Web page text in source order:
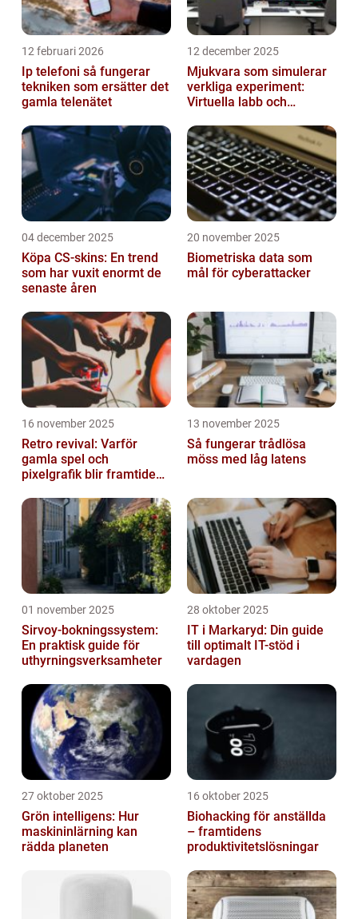
12 februari 2026
Ip telefoni så fungerar
tekniken som ersätter det
gamla telenätet
12 december 2025
Mjukvara som simulerar
verkliga experiment:
Virtuella labb och
04 december 2025
Köpa CS-skins: En trend
som har vuxit enormt de
senaste åren
20 november 2025
Biometriska data som
mål för cyberattacker
16 november 2025
Retro revival: Varför
gamla spel och
pixelgrafik blir framtidens
13 november 2025
Så fungerar trådlösa
möss med låg latens
01 november 2025
Sirvoy-bokningssystem:
En praktisk guide för
uthyrningsverksamheter
28 oktober 2025
IT i Markaryd: Din guide
till optimalt IT-stöd i
vardagen
27 oktober 2025
Grön intelligens: Hur
maskininlärning kan
rädda planeten
16 oktober 2025
Biohacking för anställda
– framtidens
produktivitetslösningar